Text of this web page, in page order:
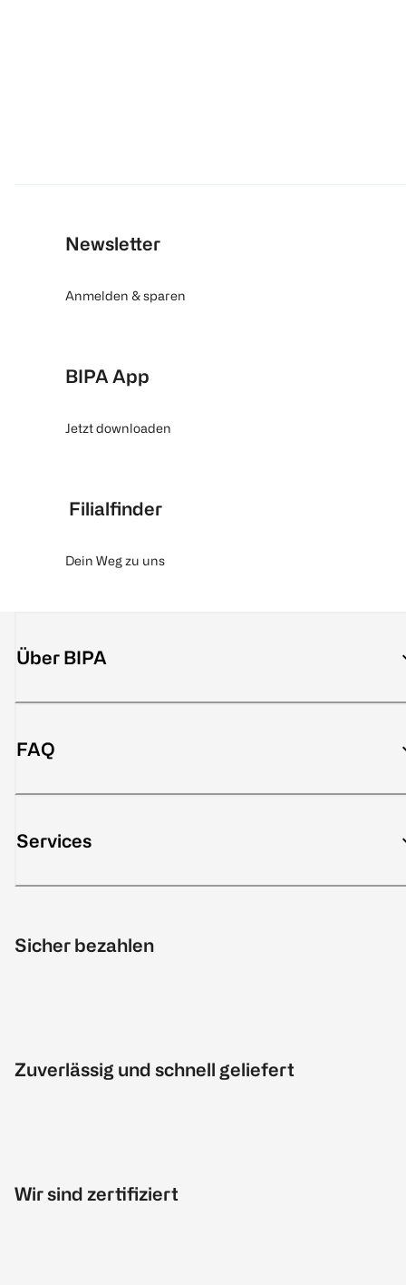
Newsletter
Anmelden & sparen
BIPA App
Jetzt downloaden
Filialfinder
Dein Weg zu uns
Über BIPA
FAQ
Services
Sicher bezahlen
Zuverlässig und schnell geliefert
Wir sind zertifiziert